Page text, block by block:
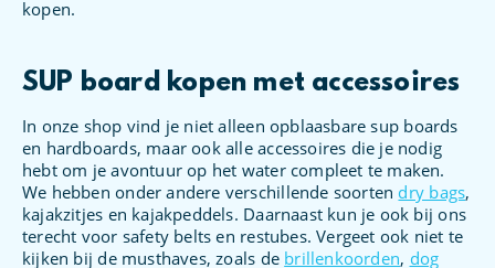
kopen.
SUP board kopen met accessoires
In onze shop vind je niet alleen opblaasbare sup boards
en hardboards, maar ook alle accessoires die je nodig
hebt om je avontuur op het water compleet te maken.
We hebben onder andere verschillende soorten dry bags,
kajakzitjes en kajakpeddels. Daarnaast kun je ook bij ons
terecht voor safety belts en restubes. Vergeet ook niet te
kijken bij de musthaves, zoals de brillenkoorden, dog